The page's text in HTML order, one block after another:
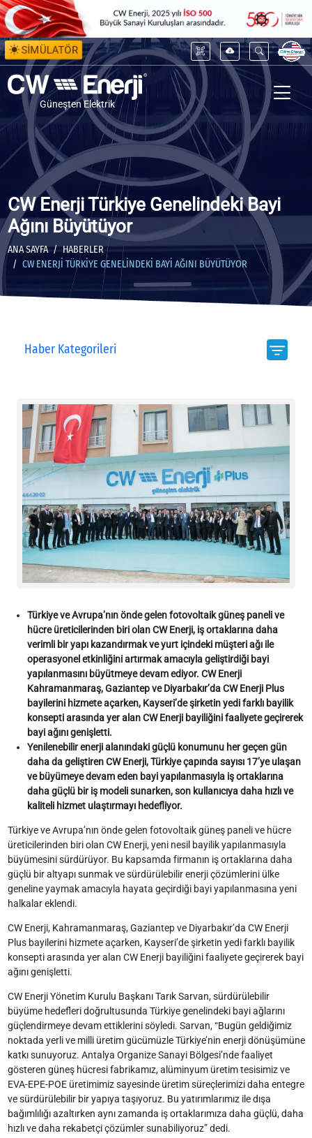
SİMÜLATÖR
Güneşten Elektrik
CW Enerji Türkiye Genelindeki Bayi
Ağını Büyütüyor
ANA SAYFA
HABERLER
CW ENERJI TÜRKIYE GENELINDEKI BAYI AĞINI BÜYÜTÜYOR
Haber Kategorileri
Türkiye ve Avrupa’nın önde gelen fotovoltaik güneş paneli ve
hücre üreticilerinden biri olan CW Enerji, iş ortaklarına daha
verimli bir yapı kazandırmak ve yurt içindeki müşteri ağı ile
operasyonel etkinliğini artırmak amacıyla geliştirdiği bayi
yapılanmasını büyütmeye devam ediyor. CW Enerji
Kahramanmaraş, Gaziantep ve Diyarbakır’da CW Enerji Plus
bayilerini hizmete açarken, Kayseri’de şirketin yedi farklı bayilik
konsepti arasında yer alan CW Enerji bayiliğini faaliyete geçirerek
bayi ağını genişletti.
Yenilenebilir enerji alanındaki güçlü konumunu her geçen gün
daha da geliştiren CW Enerji, Türkiye çapında sayısı 17’ye ulaşan
ve büyümeye devam eden bayi yapılanmasıyla iş ortaklarına
daha güçlü bir iş modeli sunarken, son kullanıcıya daha hızlı ve
kaliteli hizmet ulaştırmayı hedefliyor.
Türkiye ve Avrupa’nın önde gelen fotovoltaik güneş paneli ve hücre
üreticilerinden biri olan CW Enerji, yeni nesil bayilik yapılanmasıyla
büyümesini sürdürüyor. Bu kapsamda firmanın iş ortaklarına daha
güçlü bir altyapı sunmak ve sürdürülebilir enerji çözümlerini ülke
geneline yaymak amacıyla hayata geçirdiği bayi yapılanmasına yeni
halkalar eklendi.
CW Enerji, Kahramanmaraş, Gaziantep ve Diyarbakır’da CW Enerji
Plus bayilerini hizmete açarken, Kayseri’de şirketin yedi farklı bayilik
konsepti arasında yer alan CW Enerji bayiliğini faaliyete geçirerek bayi
ağını genişletti.
CW Enerji Yönetim Kurulu Başkanı Tarık Sarvan, sürdürülebilir
büyüme hedefleri doğrultusunda Türkiye genelindeki bayi ağlarını
güçlendirmeye devam ettiklerini söyledi. Sarvan, “Bugün geldiğimiz
noktada yerli ve milli üretim gücümüzle Türkiye’nin enerji dönüşümüne
katkı sunuyoruz. Antalya Organize Sanayi Bölgesi’nde faaliyet
gösteren güneş hücresi fabrikamız, alüminyum üretim tesisimiz ve
EVA-EPE-POE üretimimiz sayesinde üretim süreçlerimizi daha entegre
ve sürdürülebilir bir yapıya taşıyoruz. Bu yatırımlarımız ile dışa
bağımlılığı azaltırken aynı zamanda iş ortaklarımıza daha güçlü, daha
hızlı ve daha rekabetçi çözümler sunabiliyoruz” dedi.